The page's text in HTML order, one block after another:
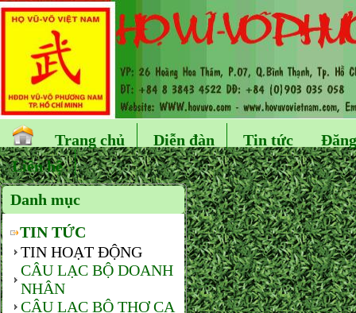
Trang chủ Diễn đàn Tin tức
Liên hệ
Danh mục
TIN TỨC
TIN HOẠT ĐỘNG
CÂU LẠC BỘ DOANH
NHÂN
CÂU LẠC BỘ THƠ CA